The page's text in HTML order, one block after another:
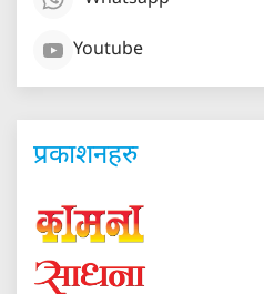
Youtube
प्रकाशनहरु